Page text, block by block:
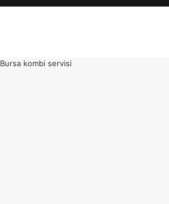
Bursa kombi servisi